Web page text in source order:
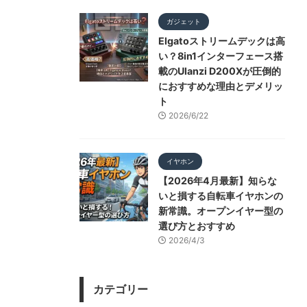
ガジェット
Elgatoストリームデックは高
い？8in1インターフェース搭
載のUlanzi D200Xが圧倒的
におすすめな理由とデメリッ
ト
2026/6/22
イヤホン
【2026年4月最新】知らな
いと損する自転車イヤホンの
新常識。オープンイヤー型の
選び方とおすすめ
2026/4/3
カテゴリー